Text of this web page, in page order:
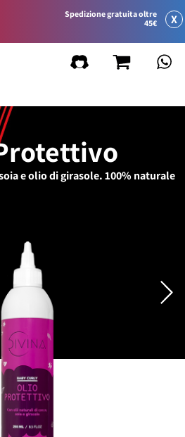
Spedizione gratuita oltre
45€
X
e olio di girasole. 100% naturale